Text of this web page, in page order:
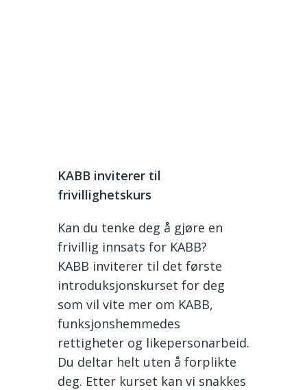
KABB inviterer til
frivillighetskurs
Kan du tenke deg å gjøre en
frivillig innsats for KABB?
KABB inviterer til det første
introduksjonskurset for deg
som vil vite mer om KABB,
funksjonshemmedes
rettigheter og likepersonarbeid.
Du deltar helt uten å forplikte
deg. Etter kurset kan vi snakkes